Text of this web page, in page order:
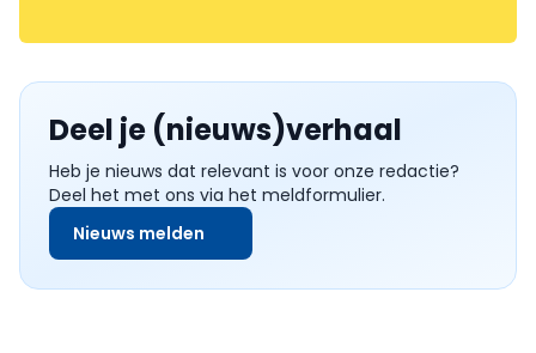
Deel je (nieuws)verhaal
Heb je nieuws dat relevant is voor onze redactie?
Deel het met ons via het meldformulier.
Nieuws melden